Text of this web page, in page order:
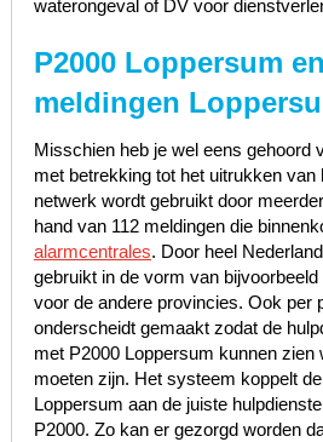
waterongeval of DV voor
P2000 Loppersum
meldingen
Misschien heb je wel eens gehoord
met betrekking tot het uitrukken van
netwerk wordt gebruikt door
hand van 112 meldingen die
alarmcentrales. Door heel
gebruikt in de vorm van
voor de andere provincies. Ook per
onderscheidt gemaakt zodat de
met P2000 Loppersum kunnen zien
moeten zijn. Het systeem koppelt
Loppersum aan de juiste
P2000. Zo kan er gezorgd worden